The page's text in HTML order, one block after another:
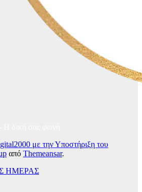
με την Υποστήριξη του
από Themeansar.
ΗΜΕΡΑΣ